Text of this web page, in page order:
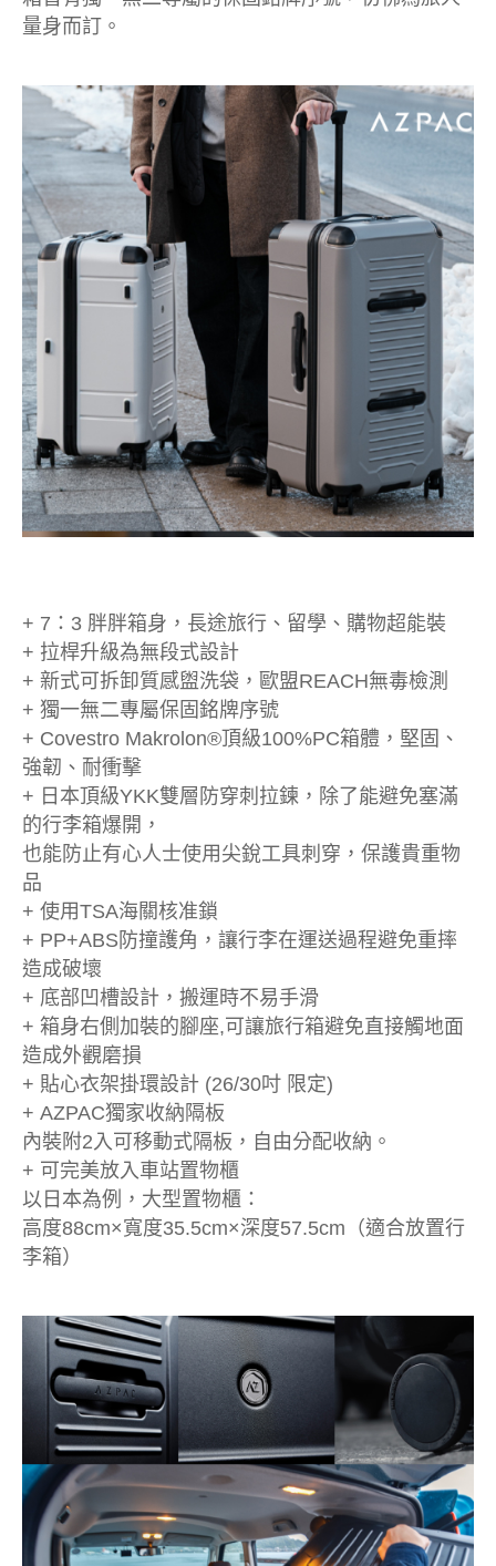
量身而訂。
+ 7：3 胖胖箱身，長途旅行、留學、購物超能裝
+ 拉桿升級為無段式設計
+ 新式可拆卸質感盥洗袋，歐盟REACH無毒檢測
+ 獨一無二專屬保固銘牌序號
+ Covestro Makrolon®頂級100%PC箱體，堅固、
強韌、耐衝擊
+ 日本頂級YKK雙層防穿刺拉鍊，除了能避免塞滿
的行李箱爆開，
也能防止有心人士使用尖銳工具刺穿，保護貴重物
品
+ 使用TSA海關核准鎖
+ PP+ABS防撞護角，讓行李在運送過程避免重摔
造成破壞
+ 底部凹槽設計，搬運時不易手滑
+ 箱身右側加裝的腳座,可讓旅行箱避免直接觸地面
造成外觀磨損
+ 貼心衣架掛環設計 (26/30吋 限定)
+ AZPAC獨家收納隔板
內裝附2入可移動式隔板，自由分配收納。
+ 可完美放入車站置物櫃
以日本為例，大型置物櫃：
高度88cm×寬度35.5cm×深度57.5cm（適合放置行
李箱）